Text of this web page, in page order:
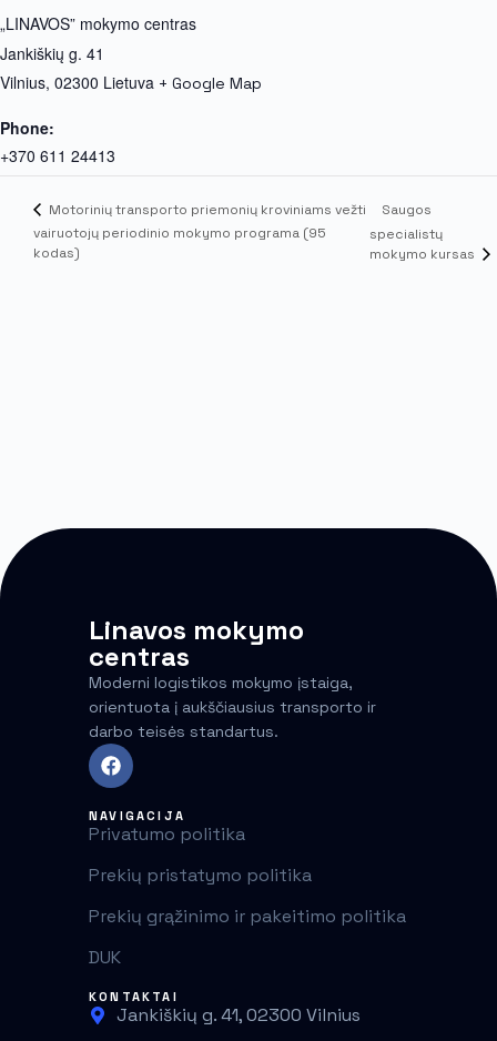
„LINAVOS” mokymo centras
Jankiškių g. 41
Vilnius, 02300 Lietuva + Google Map
Phone:
+370 611 24413
Motorinių transporto priemonių kroviniams vežti
vairuotojų periodinio mokymo programa (95
kodas)
Saugos
specialistų
mokymo kursas
Linavos mokymo
centras
Moderni logistikos mokymo įstaiga,
orientuota į aukščiausius transporto ir
darbo teisės standartus.
NAVIGACIJA
Privatumo politika
Prekių pristatymo politika
Prekių grąžinimo ir pakeitimo politika
DUK
KONTAKTAI
Jankiškių g. 41, 02300 Vilnius